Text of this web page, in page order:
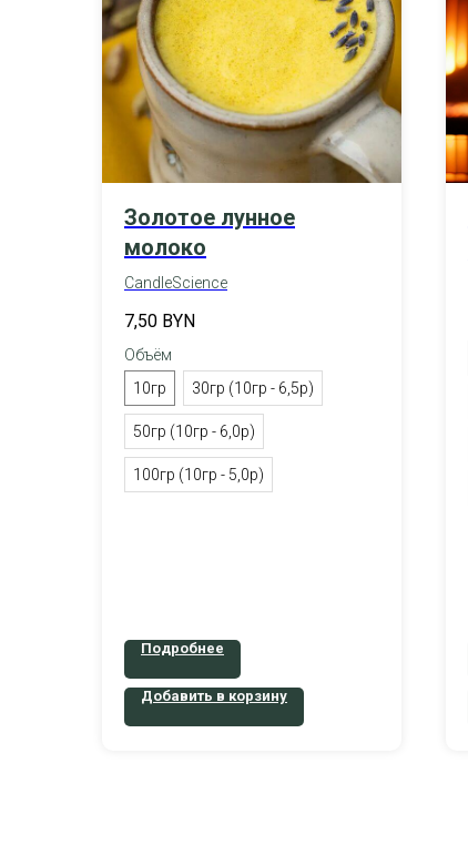
Золотое лунное
молоко
CandleScience
7,50 BYN
Объём
10гр
30гр (10гр - 6,5р)
50гр (10гр - 6,0р)
100гр (10гр - 5,0р)
Подробнее
Добавить в корзину